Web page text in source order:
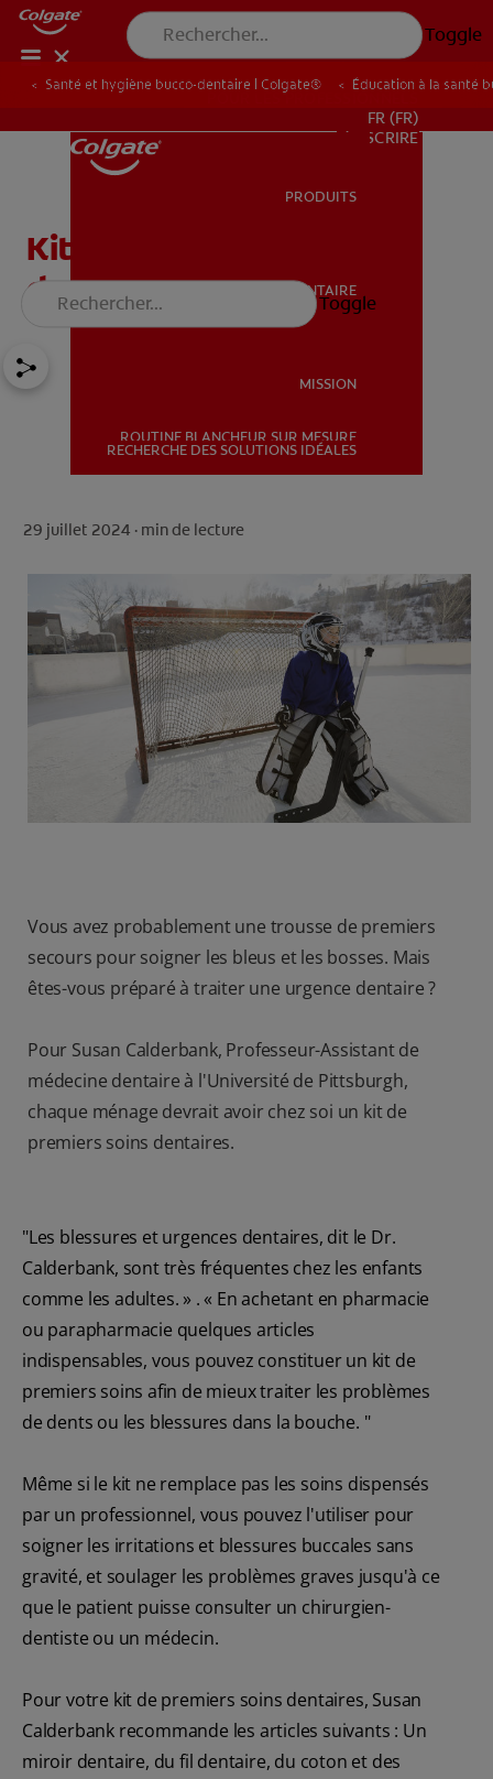
Toggle
SANTÉ BUCCO-DENTAIRE
ROUTINE BLANCHEUR SUR MESURE
POUR LES PROFESSIONNELS
POUR LES PROFESSIONNELS
FR (FR)
S’INSCRIRE
PRODUITS
SANTÉ BUCCO-DENTAIRE
MISSION
ROUTINE BLANCHEUR SUR MESURE
RECHERCHE DES SOLUTIONS IDÉALES
Toggle
Santé et hygiène bucco-dentaire | Colgate® Éducation à la santé
Kit de premiers soins
dentaires
29 juillet 2024 · min de lecture
Vous avez probablement une trousse de premiers
secours pour soigner les bleus et les bosses. Mais
êtes-vous préparé à traiter une urgence dentaire ?
Pour Susan Calderbank, Professeur-Assistant de
médecine dentaire à l'Université de Pittsburgh,
chaque ménage devrait avoir chez soi un kit de
premiers soins dentaires.
"Les blessures et urgences dentaires, dit le Dr.
Calderbank, sont très fréquentes chez les enfants
comme les adultes. » . « En achetant en pharmacie
ou parapharmacie quelques articles
indispensables, vous pouvez constituer un kit de
premiers soins afin de mieux traiter les problèmes
de dents ou les blessures dans la bouche. "
Même si le kit ne remplace pas les soins dispensés
par un professionnel, vous pouvez l'utiliser pour
soigner les irritations et blessures buccales sans
gravité, et soulager les problèmes graves jusqu'à ce
que le patient puisse consulter un chirurgien-
dentiste ou un médecin.
Pour votre kit de premiers soins dentaires, Susan
Calderbank recommande les articles suivants : Un
miroir dentaire, du fil dentaire, du coton et des